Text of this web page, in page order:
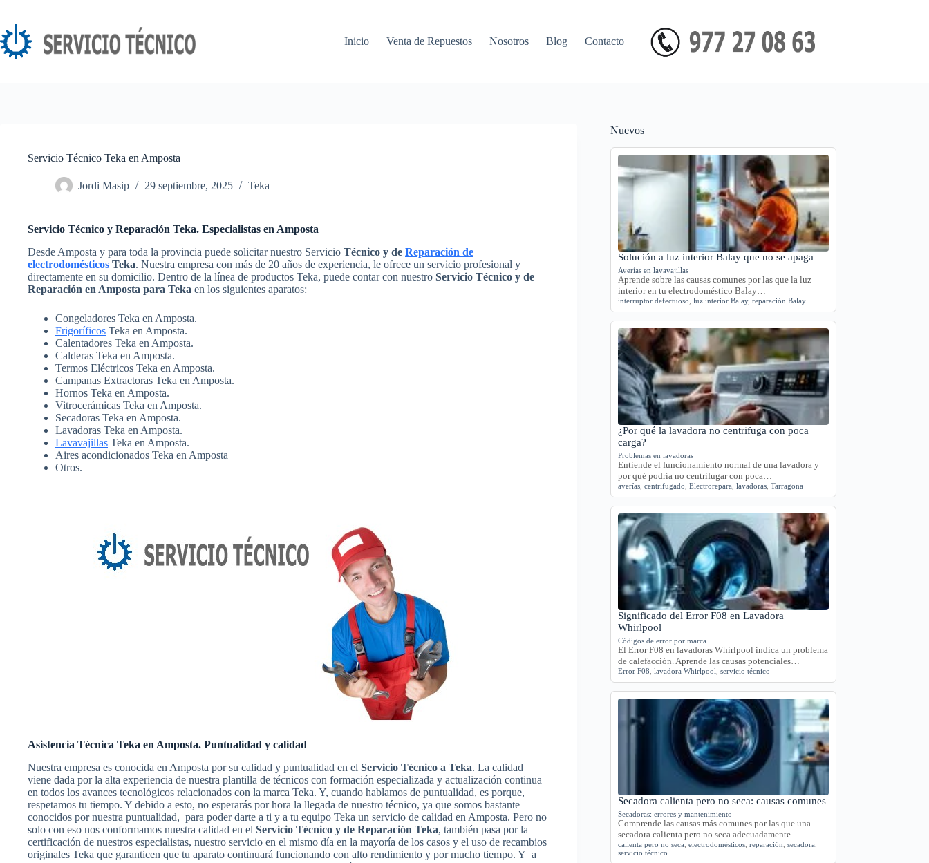
contenido
Inicio
Venta de Repuestos Nosotros Blog Contacto
Servicio Técnico Teka en Amposta
Jordi Masip 29 septiembre, 2025 Teka
Servicio Técnico y Reparación Teka. Especialistas en Amposta
Desde Amposta y para toda la provincia puede solicitar nuestro Servicio Técnico y de Reparación de
electrodomésticos Teka. Nuestra empresa con más de 20 años de experiencia, le ofrece un servicio profesional y
directamente en su domicilio. Dentro de la línea de productos Teka, puede contar con nuestro Servicio Técnico y de
Reparación en Amposta para Teka en los siguientes aparatos:
Congeladores Teka en Amposta.
Frigoríficos Teka en Amposta.
Calentadores Teka en Amposta.
Calderas Teka en Amposta.
Termos Eléctricos Teka en Amposta.
Campanas Extractoras Teka en Amposta.
Hornos Teka en Amposta.
Vitrocerámicas Teka en Amposta.
Secadoras Teka en Amposta.
Lavadoras Teka en Amposta.
Lavavajillas Teka en Amposta.
Aires acondicionados Teka en Amposta
Otros.
Asistencia Técnica Teka en Amposta. Puntualidad y calidad
Nuestra empresa es conocida en Amposta por su calidad y puntualidad en el Servicio Técnico a Teka. La calidad
viene dada por la alta experiencia de nuestra plantilla de técnicos con formación especializada y actualización continua
en todos los avances tecnológicos relacionados con la marca Teka. Y, cuando hablamos de puntualidad, es porque,
respetamos tu tiempo. Y debido a esto, no esperarás por hora la llegada de nuestro técnico, ya que somos bastante
conocidos por nuestra puntualidad, para poder darte a ti y a tu equipo Teka un servicio de calidad en Amposta. Pero no
solo con eso nos conformamos nuestra calidad en el Servicio Técnico y de Reparación Teka, también pasa por la
certificación de nuestros especialistas, nuestro servicio en el mismo día en la mayoría de los casos y el uso de recambios
originales Teka que garanticen que tu aparato continuará funcionando con alto rendimiento y por mucho tiempo. Y a
Nuevos
Solución a luz interior Balay que no se apaga
Averías en lavavajillas
Aprende sobre las causas comunes por las que la luz
interior en tu electrodoméstico Balay…
interruptor defectuoso ,luz interior Balay,reparación Balay
¿Por qué la lavadora no centrifuga con poca
carga?
Problemas en lavadoras
Entiende el funcionamiento normal de una lavadora y
por qué podría no centrifugar con poca…
averías ,centrifugado ,Electrorepara ,lavadoras ,Tarragona
Significado del Error F08 en Lavadora
Whirlpool
Códigos de error por marca
El Error F08 en lavadoras Whirlpool indica un problema
de calefacción. Aprende las causas potenciales…
Error F08 ,lavadora Whirlpool ,servicio técnico
Secadora calienta pero no seca: causas comunes
Secadoras: errores y mantenimiento
Comprende las causas más comunes por las que una
secadora calienta pero no seca adecuadamente…
calienta pero no seca ,electrodomésticos ,reparación ,secadora
servicio técnico